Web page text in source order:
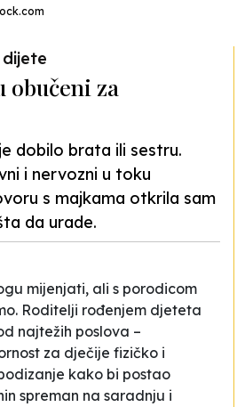
obučeni za
dobilo brata ili sestru.
i nervozni u toku
s majkama otkrila sam
da urade.
mijenjati, ali s porodicom
Roditelji rođenjem djeteta
najtežih poslova –
za dječije fizičko i
kako bi postao
spreman na saradnju i